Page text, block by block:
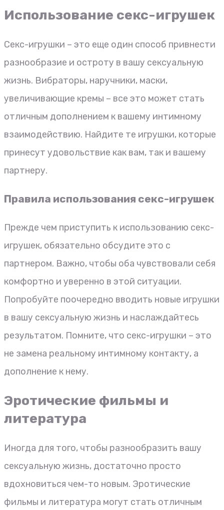
Использование секс-игрушек
Секс-игрушки – это еще один способ привнести
разнообразие и остроту в вашу сексуальную
жизнь. Вибраторы, наручники, маски,
увеличивающие кремы – все это может стать
отличным дополнением к вашему интимному
взаимодействию. Найдите те игрушки, которые
принесут удовольствие как вам, так и вашему
партнеру.
Правила использования секс-игрушек
Прежде чем приступить к использованию секс-
игрушек, обязательно обсудите это с
партнером. Важно, чтобы оба чувствовали себя
комфортно и уверенно в этой ситуации.
Попробуйте поочередно вводить новые игрушки
в вашу сексуальную жизнь и наслаждайтесь
результатом. Помните, что секс-игрушки – это
не замена реальному интимному контакту, а
дополнение к нему.
Эротические фильмы и
литература
Иногда для того, чтобы разнообразить вашу
сексуальную жизнь, достаточно просто
вдохновиться чем-то новым. Эротические
фильмы и литература могут стать отличным